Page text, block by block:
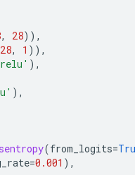
, 28)),
28, 1 )),
),
),
(from_logits=
=0.001 ),